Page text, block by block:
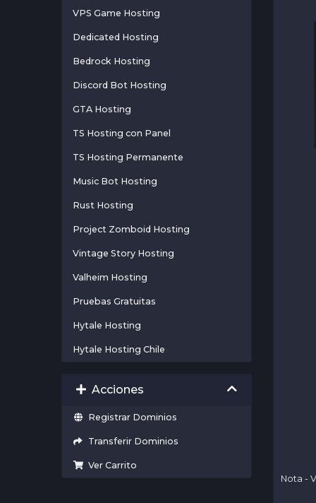
VPS Game Hosting
Dedicated Hosting
Bedrock Hosting
Discord Bot Hosting
GTA Hosting
TS Hosting con Panel
TS Hosting Permanente
Music Bot Hosting
Rust Hosting
Project Zomboid Hosting
Vintage Story Hosting
Valheim Hosting
Pruebas Gratuitas
Hytale Hosting
Hytale Hosting Chile
Acciones
Registrar Dominios
Transferir Dominios
Ver Carrito
Nota -